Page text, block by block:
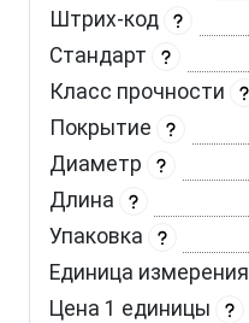
Штрих-код
Стандарт
Класс прочности
Покрытие
Диаметр
Длина
Упаковка
Единица измерения
Цена 1 единицы